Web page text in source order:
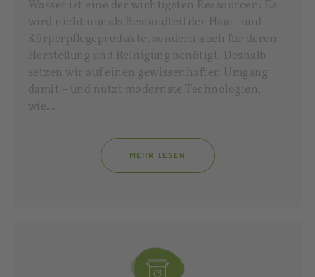
Wasser ist eine der wichtigsten Ressourcen: Es
wird nicht nur als Bestandteil der Haar- und
Körperpflegeprodukte, sondern auch für deren
Herstellung und Reinigung benötigt. Deshalb
setzen wir auf einen gewissenhaften Umgang
damit – und nutzt modernste Technologien,
wie…
MEHR LESEN